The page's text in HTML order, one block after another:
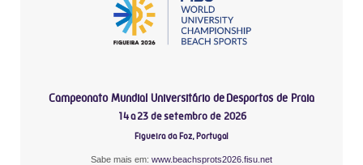
Campeonato Mundial Universitário de Desportos de Praia
14 a 23 de setembro de 2026
Figueira da Foz, Portugal
Sabe mais em: www.beachsprots2026.fisu.net